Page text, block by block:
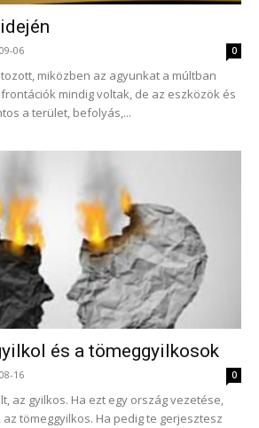
06 0
miközben az agyunkat a múltban
mindig voltak, de az eszközök és
a terület, befolyás,...
és a tömeggyilkosok
16 0
az gyilkos. Ha ezt egy ország vezetése,
tömeggyilkos. Ha pedig te gerjesztesz